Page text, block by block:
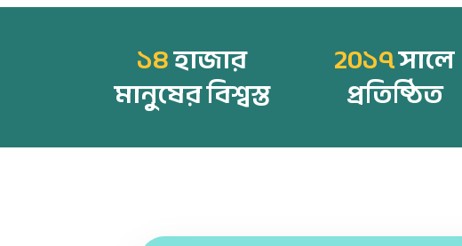
১৪হাজার
মানুষের বিশ্বস্ত
20১৭সালে
প্রতিষ্ঠিত